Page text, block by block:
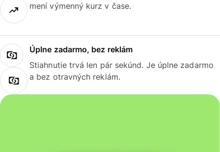
mení výmenný kurz v čase.
Úplne zadarmo, bez reklám
Stiahnutie trvá len pár sekúnd. Je úplne zadarmo
a bez otravných reklám.